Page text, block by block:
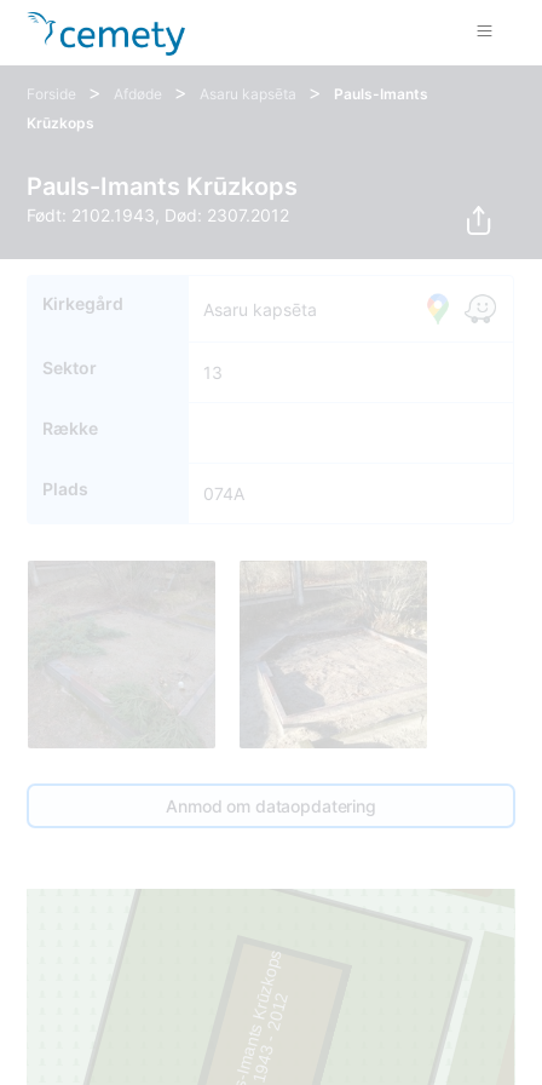
Forside > Afdøde > Asaru kapsēta >
Pauls-Imants
Krūzkops
Pauls-Imants Krūzkops
Født: 2102.1943, Død: 2307.2012
Kirkegård Asaru kapsēta
Sektor 13
Række
Plads 074A
Anmod om dataopdatering
Pauls-Imants Krūzkops
2